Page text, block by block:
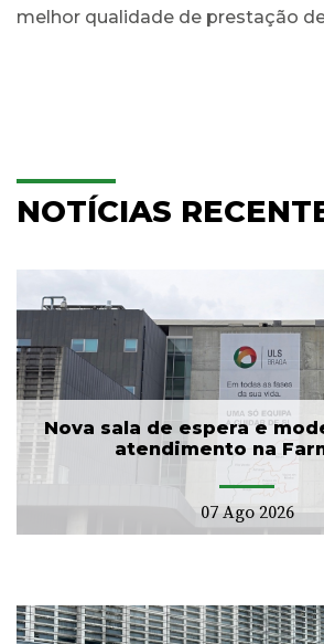
melhor qualidade de prestação
NOTÍCIAS
Nova sala de espera e
atendimento na
07 Ago 2026